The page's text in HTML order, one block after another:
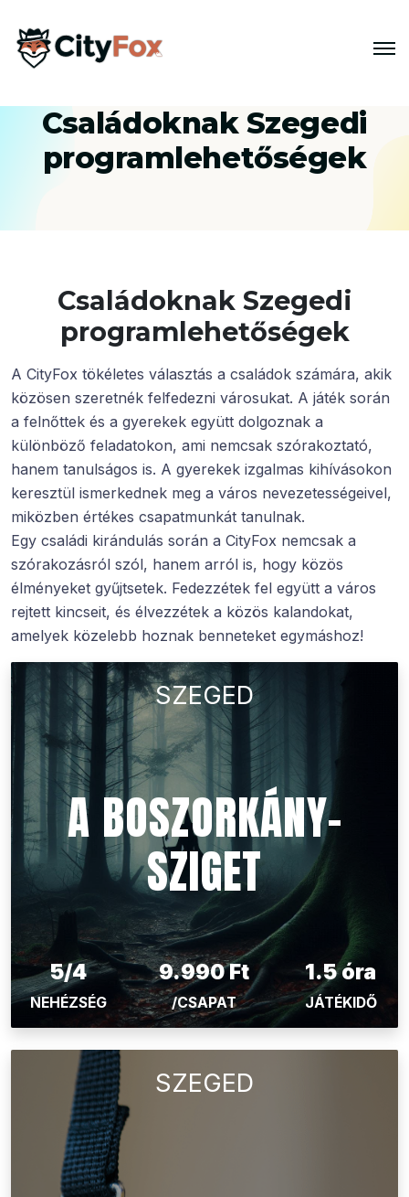
Családoknak Szegedi
programlehetőségek
Családoknak Szegedi
programlehetőségek
A CityFox tökéletes választás a családok számára, akik
közösen szeretnék felfedezni városukat. A játék során
a felnőttek és a gyerekek együtt dolgoznak a
különböző feladatokon, ami nemcsak szórakoztató,
hanem tanulságos is. A gyerekek izgalmas kihívásokon
keresztül ismerkednek meg a város nevezetességeivel,
miközben értékes csapatmunkát tanulnak.
Egy családi kirándulás során a CityFox nemcsak a
szórakozásról szól, hanem arról is, hogy közös
élményeket gyűjtsetek. Fedezzétek fel együtt a város
rejtett kincseit, és élvezzétek a közös kalandokat,
amelyek közelebb hoznak benneteket egymáshoz!
SZEGED
A BOSZORKÁNY-
SZIGET
5/4
NEHÉZSÉG
9.990 Ft
/CSAPAT
1.5 óra
JÁTÉKIDŐ
SZEGED